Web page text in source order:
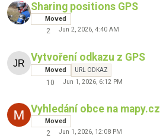
Sharing positions GPS
Moved
2 Jun 2, 2026, 4:40 AM
Vytvoření odkazu z GPS
Moved URL ODKAZ
10 Jun 1, 2026, 6:12 PM
Vyhledání obce na mapy.cz
Moved
2 Jun 1, 2026, 12:08 PM